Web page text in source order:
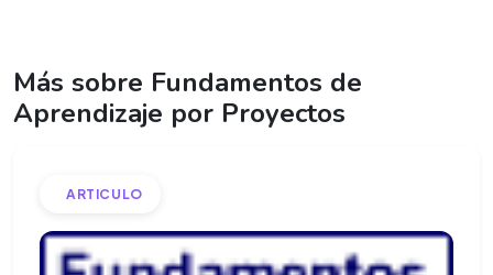
Más sobre Fundamentos de
Aprendizaje por Proyectos
ARTICULO